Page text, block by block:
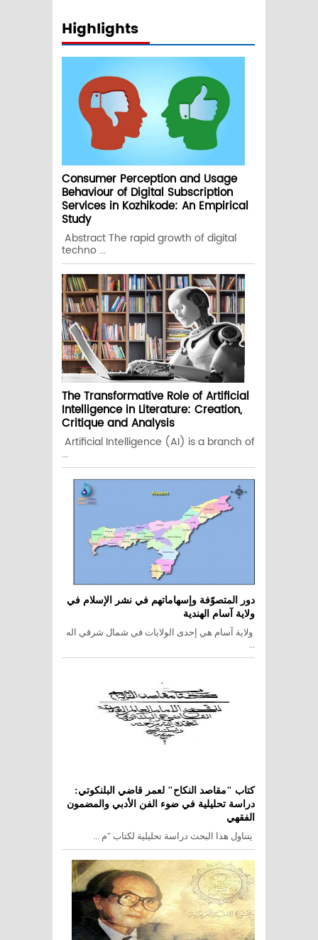
Highlights
Consumer Perception and Usage
Behaviour of Digital Subscription
Services in Kozhikode: An Empirical
Study
Abstract The rapid growth of digital
techno ...
The Transformative Role of Artificial
Intelligence in Literature: Creation,
Critique and Analysis
Artificial Intelligence (AI) is a branch of
...
دور المتصوّفة وإسهاماتهم في نشر الإسلام في
ولاية آسام الهندية
ولاية آسام هي إحدى الولايات في شمال شرقي اله
...
كتاب "مقاصد النكاح" لعمر قاضي البلنكوتي:
دراسة تحليلية في ضوء الفن الأدبي والمضمون
الفقهي
يتناول هذا البحث دراسة تحليلية لكتاب "م ...